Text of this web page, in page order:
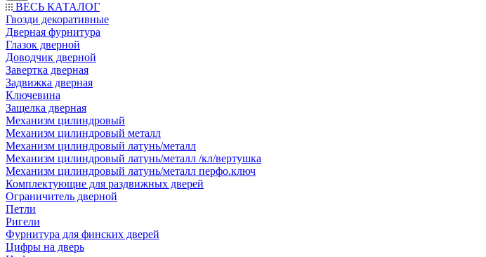
ВЕСЬ КАТАЛОГ
Гвозди декоративные
Дверная фурнитура
Глазок дверной
Доводчик дверной
Завертка дверная
Задвижка дверная
Ключевина
Защелка дверная
Механизм цилиндровый
Механизм цилиндровый металл
Механизм цилиндровый латунь/металл
Механизм цилиндровый латунь/металл /кл/вертушка
Механизм цилиндровый латунь/металл перфо.ключ
Комплектующие для раздвижных дверей
Ограничитель дверной
Петли
Ригели
Фурнитура для финских дверей
Цифры на дверь